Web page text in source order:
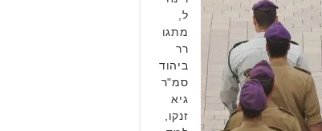
ל,
מתגו
רר
ביהוד
סמ"ר
גיא
זנקו,